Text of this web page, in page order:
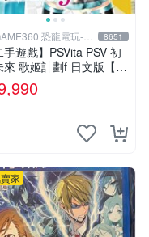
恐龍電玩-台 8651
手遊戲】PSVita PSV 初
來 歌姬計劃f 日文版【台
龍電玩】
家